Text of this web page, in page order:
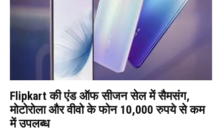
Flipkart की एंड ऑफ सीजन सेल में सैमसंग,
मोटोरोला और वीवो के फोन 10,000 रुपये से कम
में उपलब्ध